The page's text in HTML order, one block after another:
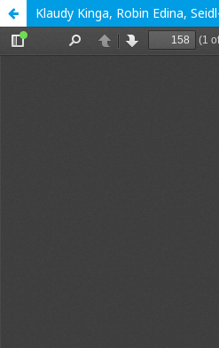
Klaudy Kinga, Robin Edina,